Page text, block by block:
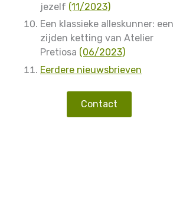
jezelf (11/2023)
Een klassieke alleskunner: een
zijden ketting van Atelier
Pretiosa (06/2023)
Eerdere nieuwsbrieven
Contact